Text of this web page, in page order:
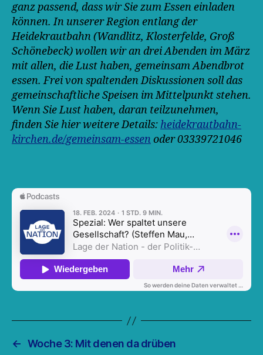
ganz passend, dass wir Sie zum Essen einladen
können. In unserer Region entlang der
Heidekrautbahn (Wandlitz, Klosterfelde, Groß
Schönebeck) wollen wir an drei Abenden im März
mit allen, die Lust haben, gemeinsam Abendbrot
essen. Frei von spaltenden Diskussionen soll das
gemeinschaftliche Speisen im Mittelpunkt stehen.
Wenn Sie Lust haben, daran teilzunehmen,
finden Sie hier weitere Details: heidekrautbahn-
kirchen.de/gemeinsam-essen oder 03339721046
← Woche 3: Mit denen da drüben